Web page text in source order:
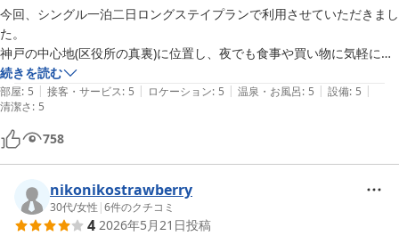
今回、シングル一泊二日ロングステイプランで利用させていただきまし
た。
神戸の中心地(区役所の真裏)に位置し、夜でも食事や買い物に気軽に出
かけることができるのが嬉しかったです。
事前にいろんな方々の口コミ情報を読んでから宿泊したので、それを元
にした私の滞在印象を書かせていただきます。
•アメニティについては、ポーラのシャンプー、
リンス、ボディソープが香りも良く気に入りました。
化粧水などは備え付けがないので準備が必要です。
ヘアアイロンも受付で借りることが可能でしたので助かりました。
続きを読む
部屋: 5 | 接客・サービス: 5 | ロケーション: 5 | 温泉・お風呂: 5 | 設備: 5 |
清潔さ: 5
758
nikonikostrawberry
30代/女性 |6件のクチコミ
4 2026年5月21日投稿